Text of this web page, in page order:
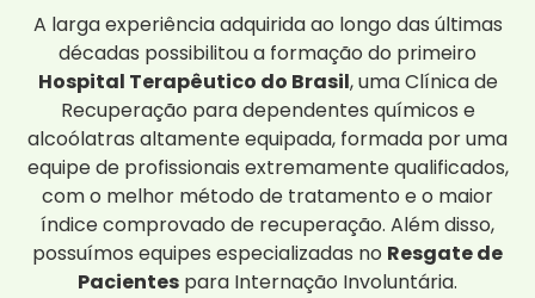
A larga experiência adquirida ao longo das últimas
décadas possibilitou a formação do primeiro
Hospital Terapêutico do Brasil, uma Clínica de
Recuperação para dependentes químicos e
alcoólatras altamente equipada, formada por uma
equipe de profissionais extremamente qualificados,
com o melhor método de tratamento e o maior
índice comprovado de recuperação. Além disso,
possuímos equipes especializadas no Resgate de
Pacientes para Internação Involuntária.